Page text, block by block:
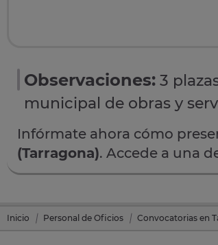
Observaciones: 3
municipal de obras y
Infórmate ahora cómo
(Tarragona). Accede a una
Inicio Personal de Oficios Convocatorias en